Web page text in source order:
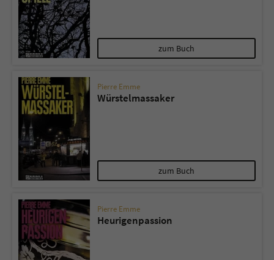
zum Buch
Pierre Emme
Würstelmassaker
zum Buch
Pierre Emme
Heurigenpassion